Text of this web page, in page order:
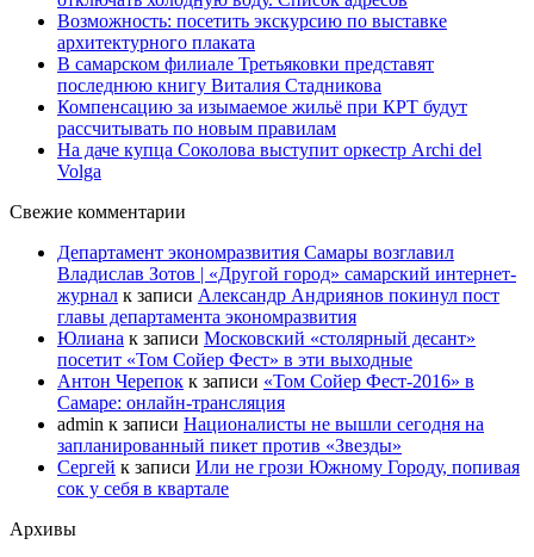
Возможность: посетить экскурсию по выставке
архитектурного плаката
В самарском филиале Третьяковки представят
последнюю книгу Виталия Стадникова
Компенсацию за изымаемое жильё при КРТ будут
рассчитывать по новым правилам
На даче купца Соколова выступит оркестр Archi del
Volga
Свежие комментарии
Департамент экономразвития Самары возглавил
Владислав Зотов | «Другой город» самарский интернет-
журнал к записи Александр Андриянов покинул пост
главы департамента экономразвития
Юлиана к записи Московский «столярный десант»
посетит «Том Сойер Фест» в эти выходные
Антон Черепок к записи «Том Сойер Фест-2016» в
Самаре: онлайн-трансляция
admin к записи Националисты не вышли сегодня на
запланированный пикет против «Звезды»
Сергей к записи Или не грози Южному Городу, попивая
сок у себя в квартале
Архивы